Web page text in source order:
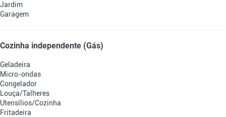
Jardim
Garagem
Cozinha independente (Gás)
Geladeira
Micro-ondas
Congelador
Louça/Talheres
Utensílios/Cozinha
Fritadeira